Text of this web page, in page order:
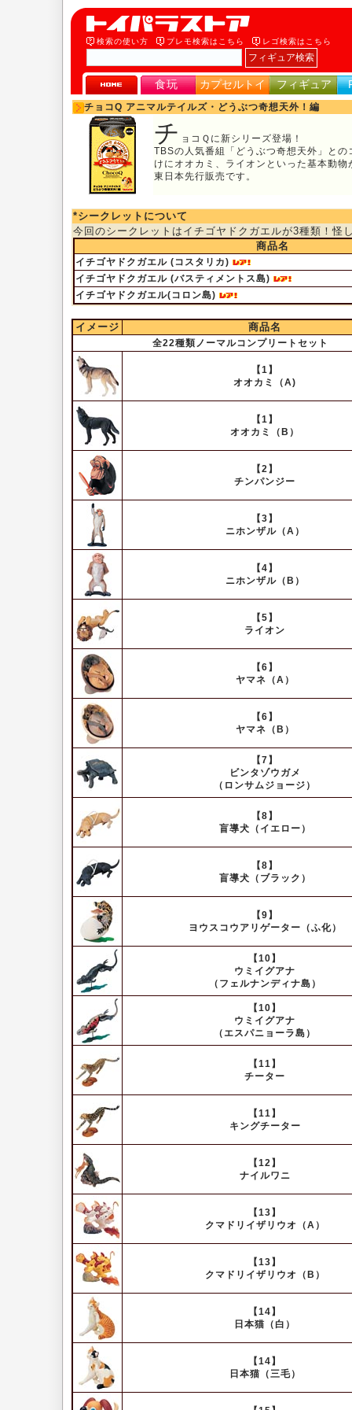
検索の使い方 プレモ検索はこちら レゴ検索はこちら
食玩 カプセルトイ フィギュア
チョコQ アニマルテイルズ・どうぶつ奇想天外！編
チ ョコＱに新シリーズ登場！
TBSの人気番組「どうぶつ奇想天外」と
けにオオカミ、ライオンといった基本動
東日本先行販売です。
*シークレットについて
今回のシークレットはイチゴヤドクガエルが3種類！怪
商品名
イチゴヤドクガエル (コスタリカ)
イチゴヤドクガエル (バスティメントス島)
イチゴヤドクガエル(コロン島)
イメージ 商品名
全22種類ノーマルコンプリートセット
【1】
オオカミ（A)
【1】
オオカミ（B）
【2】
チンパンジー
【3】
ニホンザル（A）
【4】
ニホンザル（B）
【5】
ライオン
【6】
ヤマネ（A）
【6】
ヤマネ（B）
【7】
ビンタゾウガメ
（ロンサムジョージ）
【8】
盲導犬（イエロー）
【8】
盲導犬（ブラック）
【9】
ヨウスコウアリゲーター（ふ化）
【10】
ウミイグアナ
（フェルナンディナ島）
【10】
ウミイグアナ
（エスパニョーラ島）
【11】
チーター
【11】
キングチーター
【12】
ナイルワニ
【13】
クマドリイザリウオ（A）
【13】
クマドリイザリウオ（B）
【14】
日本猫（白）
【14】
日本猫（三毛）